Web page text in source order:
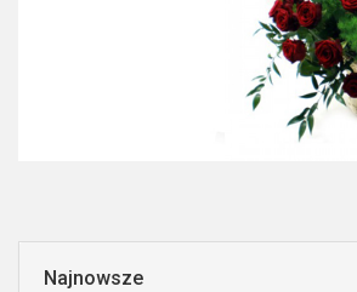
Najnowsze